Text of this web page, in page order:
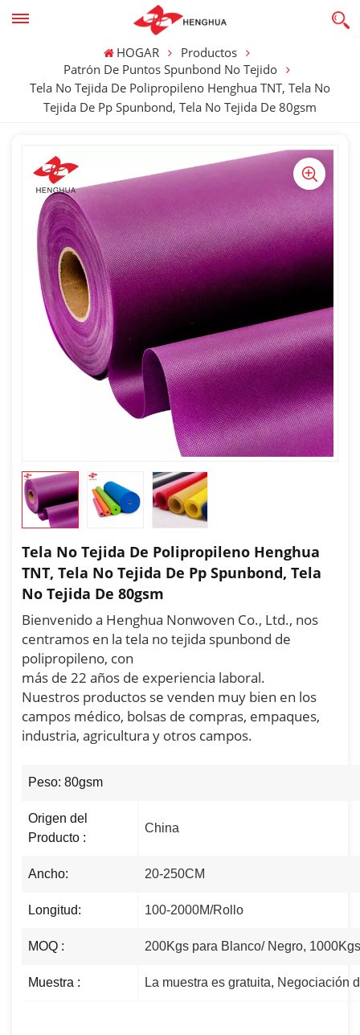
HOGAR
Productos
Patrón De Puntos Spunbond No Tejido
Tela No Tejida De Polipropileno Henghua TNT, Tela No
Tejida De Pp Spunbond, Tela No Tejida De 80gsm
Tela No Tejida De Polipropileno Henghua
TNT, Tela No Tejida De Pp Spunbond, Tela
No Tejida De 80gsm
Bienvenido a Henghua Nonwoven Co., Ltd., nos
centramos en la tela no tejida spunbond de
polipropileno, con
más de 22 años de experiencia laboral.
Nuestros productos se venden muy bien en los
campos médico, bolsas de compras, empaques,
industria, agricultura y otros campos.
Peso: 80gsm
Origen del
Producto :
China
Ancho: 20-250CM
Longitud: 100-2000M/Rollo
MOQ : 200Kgs para Blanco/ Negro,
Muestra : La muestra es gratuita, Negociación